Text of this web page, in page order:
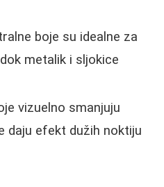
boje su idealne za
metalik i sljokice
vizuelno smanjuju
daju efekt dužih noktiju